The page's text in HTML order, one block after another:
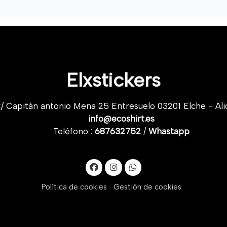
Elxstickers
Capitán antonio Mena 25 Entresuelo 03201 Elche -
info@ecoshirt.es
Teléfono : 687632752/ Whastapp
Política de cookies Gestión de cookies